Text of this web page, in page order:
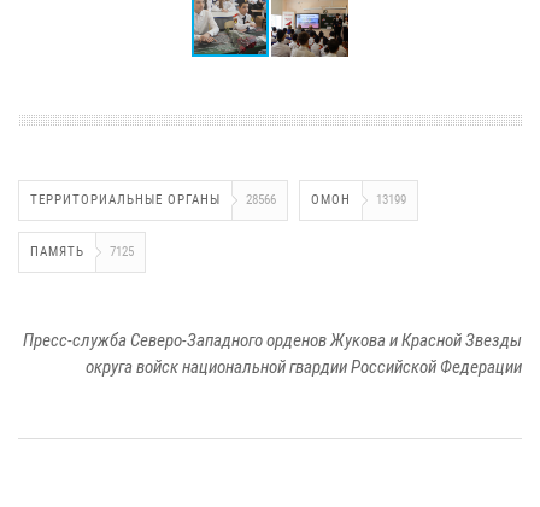
ТЕРРИТОРИАЛЬНЫЕ ОРГАНЫ 28566 ОМОН 13199
ПАМЯТЬ 7125
Пресс-служба Северо-Западного орденов Жукова и Красной Звезды
округа войск национальной гвардии Российской Федерации